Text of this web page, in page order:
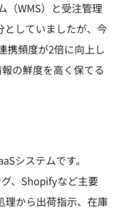
（WMS）と受注管理
としていましたが、今
携頻度が2倍に向上し
の鮮度を高く保てる
システムです。
、Shopifyなど主要
理から出荷指示、在庫